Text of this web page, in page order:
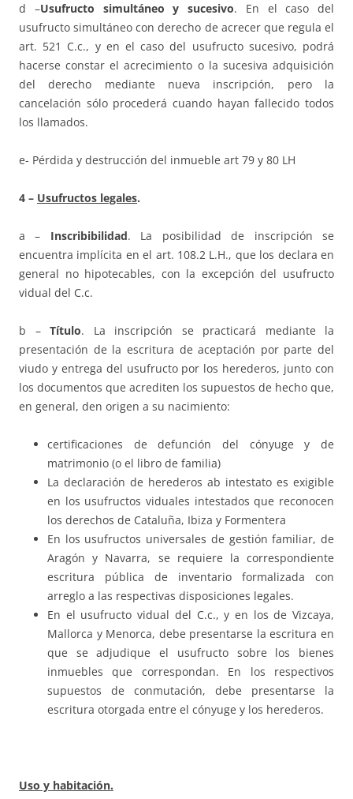
d –Usufructo simultáneo y sucesivo. En el caso del
usufructo simultáneo con derecho de acrecer que regula el
art. 521 C.c., y en el caso del usufructo sucesivo, podrá
hacerse constar el acrecimiento o la sucesiva adquisición
del derecho mediante nueva inscripción, pero la
cancelación sólo procederá cuando hayan fallecido todos
los llamados.
e- Pérdida y destrucción del inmueble art 79 y 80 LH
4 – Usufructos legales.
a – Inscribibilidad. La posibilidad de inscripción se
encuentra implícita en el art. 108.2 L.H., que los declara en
general no hipotecables, con la excepción del usufructo
vidual del C.c.
b – Título. La inscripción se practicará mediante la
presentación de la escritura de aceptación por parte del
viudo y entrega del usufructo por los herederos, junto con
los documentos que acrediten los supuestos de hecho que,
en general, den origen a su nacimiento:
certificaciones de defunción del cónyuge y de
matrimonio (o el libro de familia)
La declaración de herederos ab intestato es exigible
en los usufructos viduales intestados que reconocen
los derechos de Cataluña, Ibiza y Formentera
En los usufructos universales de gestión familiar, de
Aragón y Navarra, se requiere la correspondiente
escritura pública de inventario formalizada con
arreglo a las respectivas disposiciones legales.
En el usufructo vidual del C.c., y en los de Vizcaya,
Mallorca y Menorca, debe presentarse la escritura en
que se adjudique el usufructo sobre los bienes
inmuebles que correspondan. En los respectivos
supuestos de conmutación, debe presentarse la
escritura otorgada entre el cónyuge y los herederos.
Uso y habitación.